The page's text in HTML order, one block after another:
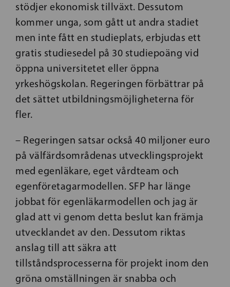
stödjer ekonomisk tillväxt. Dessutom
kommer unga, som gått ut andra stadiet
men inte fått en studieplats, erbjudas ett
gratis studiesedel på 30 studiepoäng vid
öppna universitetet eller öppna
yrkeshögskolan. Regeringen förbättrar på
det sättet utbildningsmöjligheterna för
fler.
– Regeringen satsar också 40 miljoner euro
på välfärdsområdenas utvecklingsprojekt
med egenläkare, eget vårdteam och
egenföretagarmodellen. SFP har länge
jobbat för egenläkarmodellen och jag är
glad att vi genom detta beslut kan främja
utvecklandet av den. Dessutom riktas
anslag till att säkra att
tillståndsprocesserna för projekt inom den
gröna omställningen är snabba och